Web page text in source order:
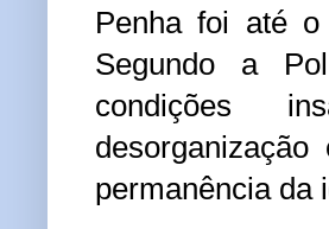
Penha foi até o
Segundo a
condições
permanência da